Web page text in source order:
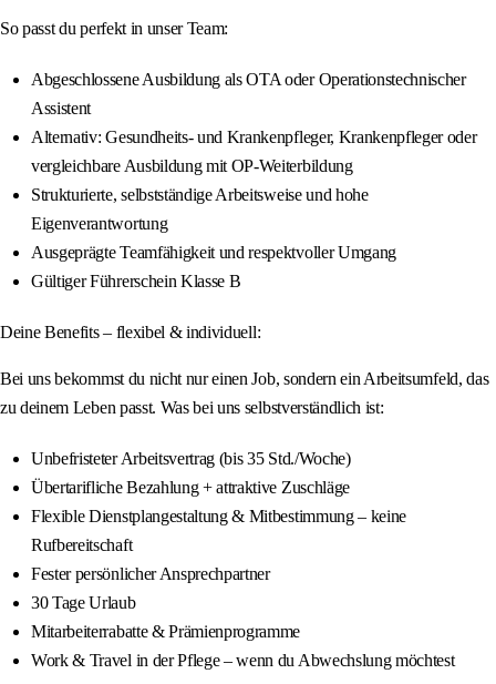
So passt du perfekt in unser Team:
Abgeschlossene Ausbildung als OTA oder Operationstechnischer
Assistent
Alternativ: Gesundheits- und Krankenpfleger, Krankenpfleger oder
vergleichbare Ausbildung mit OP-Weiterbildung
Strukturierte, selbstständige Arbeitsweise und hohe
Eigenverantwortung
Ausgeprägte Teamfähigkeit und respektvoller Umgang
Gültiger Führerschein Klasse B
Deine Benefits – flexibel & individuell:
Bei uns bekommst du nicht nur einen Job, sondern ein Arbeitsumfeld, das
zu deinem Leben passt. Was bei uns selbstverständlich ist:
Unbefristeter Arbeitsvertrag (bis 35 Std./Woche)
Übertarifliche Bezahlung + attraktive Zuschläge
Flexible Dienstplangestaltung & Mitbestimmung – keine
Rufbereitschaft
Fester persönlicher Ansprechpartner
30 Tage Urlaub
Mitarbeiterrabatte & Prämienprogramme
Work & Travel in der Pflege – wenn du Abwechslung möchtest